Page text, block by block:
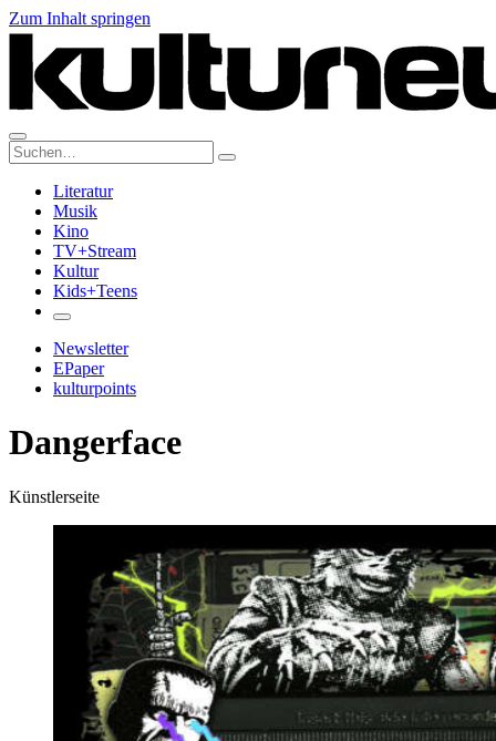
Zum Inhalt springen
Suche:
Literatur
Musik
Kino
TV+Stream
Kultur
Kids+Teens
Newsletter
EPaper
kulturpoints
Dangerface
Künstlerseite